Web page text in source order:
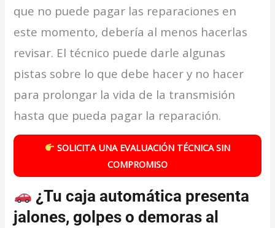
que no puede pagar las reparaciones en
este momento, debería al menos hacerlas
revisar. El técnico puede darle algunas
pistas sobre lo que debe hacer y no hacer
para prolongar la vida de la transmisión
hasta que pueda pagar la reparación.
SOLICITA UNA EVALUACIÓN TÉCNICA SIN
COMPROMISO
¿Tu caja automática presenta
jalones, golpes o demoras al